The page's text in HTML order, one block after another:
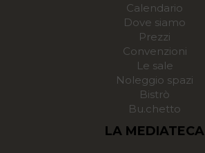
Calendario
Dove siamo
Prezzi
Convenzioni
Le sale
Noleggio spazi
Bistrò
Bu.chetto
LA MEDIATECA